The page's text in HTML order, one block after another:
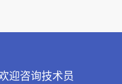
迎咨询技术员